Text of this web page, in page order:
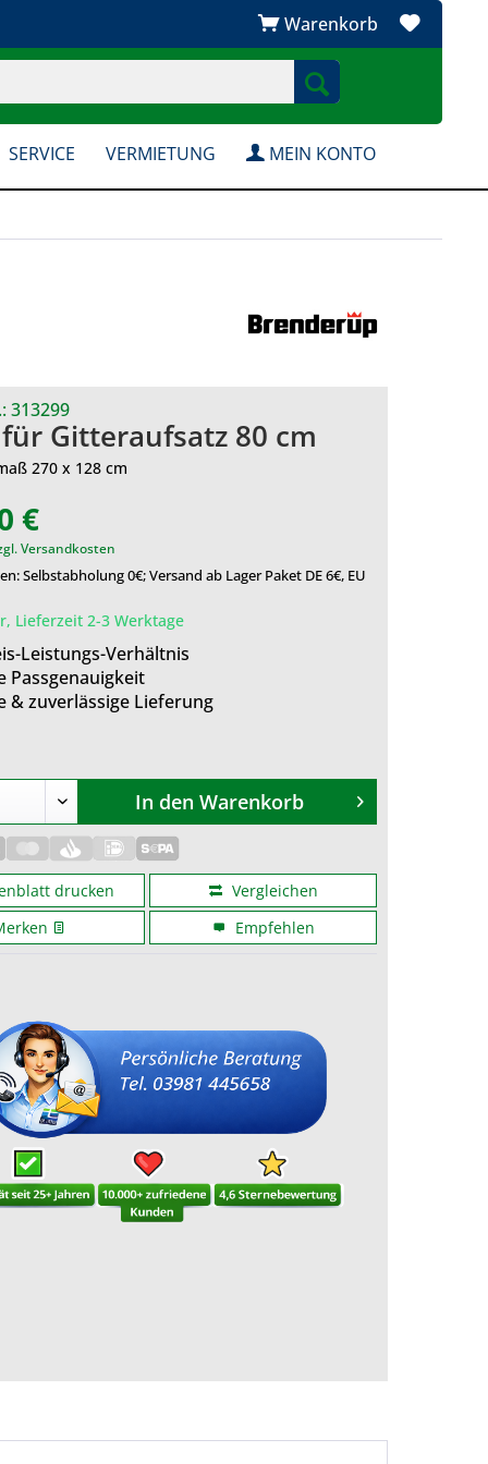
Warenkorb
SERVICE VERMIETUNG MEIN KONTO
313299
Gitteraufsatz 80 cm
270 x 128 cm
€
Versandkosten
Selbstabholung 0€; Versand ab Lager Paket DE 6€, EU
Lieferzeit 2-3 Werktage
Leistungs-Verhältnis
Passgenauigkeit
& zuverlässige Lieferung
In den Warenkorb
drucken
Vergleichen
Empfehlen